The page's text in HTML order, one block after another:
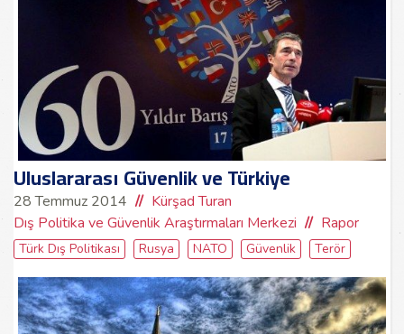
Uluslararası Güvenlik ve Türkiye
28 Temmuz 2014
Kürşad Turan
Dış Politika ve Güvenlik Araştırmaları Merkezi
Rapor
Türk Dış Politikası Rusya NATO Güvenlik Terör